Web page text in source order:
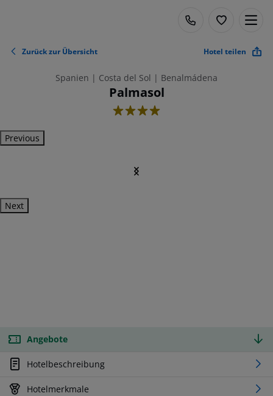
Zurück zur Übersicht Hotel teilen
Spanien | Costa del Sol | Benalmádena
Palmasol
4
Previous
Next
Angebote
Hotelbeschreibung
Hotelmerkmale